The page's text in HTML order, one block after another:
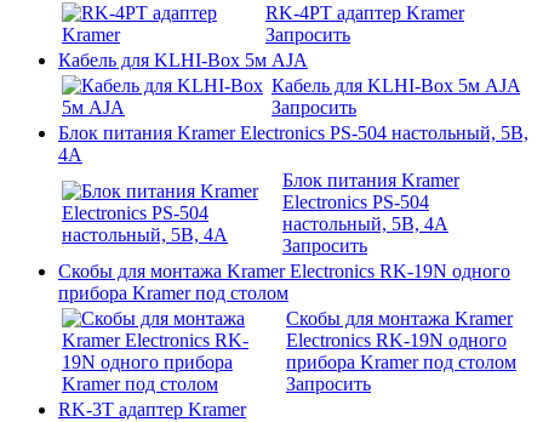
RK-4PT адаптер Kramer
Запросить
Кабель для KLHI-Box 5м AJA
Кабель для KLHI-Box 5м AJA
Запросить
Блок питания Kramer Electronics PS-504 настольный, 5В,
4А
Блок питания Kramer
Electronics PS-504
настольный, 5В, 4А
Запросить
Скобы для монтажа Kramer Electronics RK-19N одного
прибора Kramer под столом
Скобы для монтажа Kramer
Electronics RK-19N одного
прибора Kramer под столом
Запросить
RK-3T адаптер Kramer